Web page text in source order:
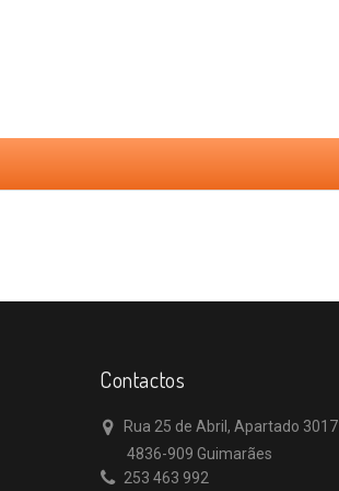
Contactos
Rua 25 de Abril, Apartado 3017
4836-909 Guimarães
253 463 992